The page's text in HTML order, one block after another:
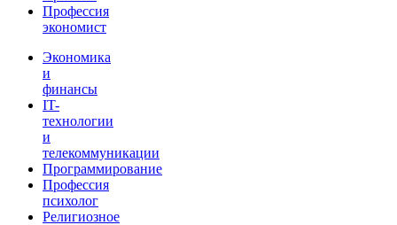
Профессия
экономист
Экономика
и
финансы
IT-
технологии
и
телекоммуникации
Программирование
Профессия
психолог
Религиозное